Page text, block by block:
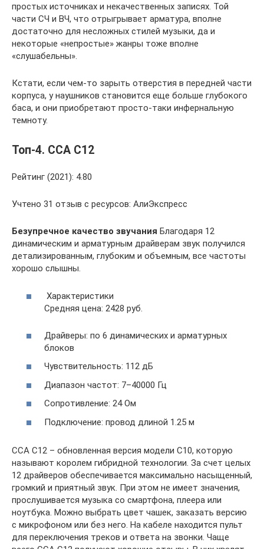
простых источниках и некачественных записях. Той
части СЧ и ВЧ, что отрыгрывает арматура, вполне
достаточно для несложных стилей музыки, да и
некоторые «непростые» жанры тоже вполне
«слушабельны».
Кстати, если чем-то зарыть отверстия в передней части
корпуса, у наушников становится еще больше глубокого
баса, и они приобретают просто-таки инфернальную
темноту.
Топ-4. CCA C12
Рейтинг (2021): 4.80
Учтено 31 отзыв с ресурсов: АлиЭкспресс
Безупречное качество звучания Благодаря 12
динамическим и арматурным драйверам звук получился
детализированным, глубоким и объемным, все частоты
хорошо слышны.
Характеристики
Средняя цена: 2428 руб.
Драйверы: по 6 динамических и арматурных
блоков
Чувствительность: 112 дБ
Диапазон частот: 7–40000 Гц
Сопротивление: 24 Ом
Подключение: провод длиной 1.25 м
CCA C12 – обновленная версия модели C10, которую
называют королем гибридной технологии. За счет целых
12 драйверов обеспечивается максимально насыщенный,
громкий и приятный звук. При этом не имеет значения,
прослушивается музыка со смартфона, плеера или
ноутбука. Можно выбрать цвет чашек, заказать версию
с микрофоном или без него. На кабеле находится пульт
для переключения треков и ответа на звонки. Чаще